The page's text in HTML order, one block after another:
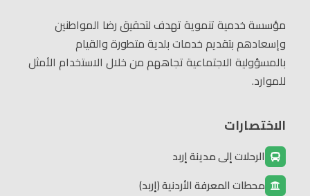
مؤسسة خدمية تنموية تهدف لتحقيق رضا المواطنين
وإسعادهم بتقديم خدمات بلدية متطورة والقيام
بالمسؤولية الاجتماعية تجاههم من خلال الاستخدام الأمثل
للموارد.
الاختصارات
الرحلات إلى مدينة إربد
محطات المعرفة الأردنية (إربد)